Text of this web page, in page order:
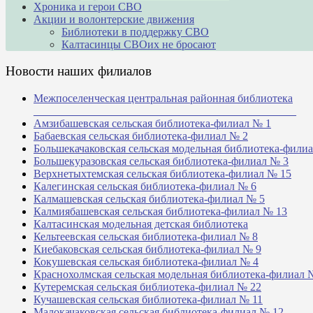
Хроника и герои СВО
Акции и волонтерские движения
Библиотеки в поддержку СВО
Калтасинцы СВОих не бросают
Новости наших филиалов
Межпоселенческая центральная районная библиотека
Амзибашевская сельская библиотека-филиал № 1
Бабаевская сельская библиотека-филиал № 2
Большекачаковская сельская модельная библиотека-
Большекуразовская сельская библиотека-филиал № 3
Верхнетыхтемская сельская библиотека-филиал № 15
Калегинская сельская библиотека-филиал № 6
Калмашевская сельская библиотека-филиал № 5
Калмиябашевская сельская библиотека-филиал № 13
Калтасинская модельная детская библиотека
Кельтеевская сельская библиотека-филиал № 8
Киебаковская сельская библиотека-филиал № 9
Кокушевская сельская библиотека-филиал № 4
Краснохолмская сельская модельная библиотека-филиал
Кутеремская сельская библиотека-филиал № 22
Кучашевская сельская библиотека-филиал № 11